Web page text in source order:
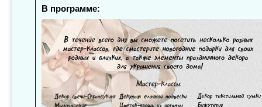
В программе: